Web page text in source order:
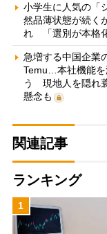
小学生に人気の「
然品薄状態が続く
れ 「選別が本格
急増する中国企業
Temu…本社機能を
う 現地人を隠れ
懸念も
関連記事
ランキング
1